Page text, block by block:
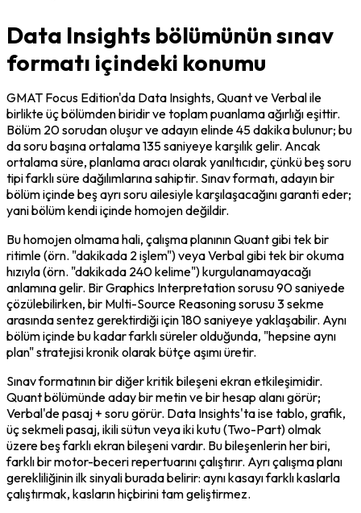
Data Insights bölümünün sınav
formatı içindeki konumu
GMAT Focus Edition'da Data Insights, Quant ve Verbal ile
birlikte üç bölümden biridir ve toplam puanlama ağırlığı eşittir.
Bölüm 20 sorudan oluşur ve adayın elinde 45 dakika bulunur; bu
da soru başına ortalama 135 saniyeye karşılık gelir. Ancak
ortalama süre, planlama aracı olarak yanıltıcıdır, çünkü beş soru
tipi farklı süre dağılımlarına sahiptir. Sınav formatı, adayın bir
bölüm içinde beş ayrı soru ailesiyle karşılaşacağını garanti eder;
yani bölüm kendi içinde homojen değildir.
Bu homojen olmama hali, çalışma planının Quant gibi tek bir
ritimle (örn. "dakikada 2 işlem") veya Verbal gibi tek bir okuma
hızıyla (örn. "dakikada 240 kelime") kurgulanamayacağı
anlamına gelir. Bir Graphics Interpretation sorusu 90 saniyede
çözülebilirken, bir Multi-Source Reasoning sorusu 3 sekme
arasında sentez gerektirdiği için 180 saniyeye yaklaşabilir. Aynı
bölüm içinde bu kadar farklı süreler olduğunda, "hepsine aynı
plan" stratejisi kronik olarak bütçe aşımı üretir.
Sınav formatının bir diğer kritik bileşeni ekran etkileşimidir.
Quant bölümünde aday bir metin ve bir hesap alanı görür;
Verbal'de pasaj + soru görür. Data Insights'ta ise tablo, grafik,
üç sekmeli pasaj, ikili sütun veya iki kutu (Two-Part) olmak
üzere beş farklı ekran bileşeni vardır. Bu bileşenlerin her biri,
farklı bir motor-beceri repertuarını çalıştırır. Ayrı çalışma planı
gerekliliğinin ilk sinyali burada belirir: aynı kasayı farklı kaslarla
çalıştırmak, kasların hiçbirini tam geliştirmez.